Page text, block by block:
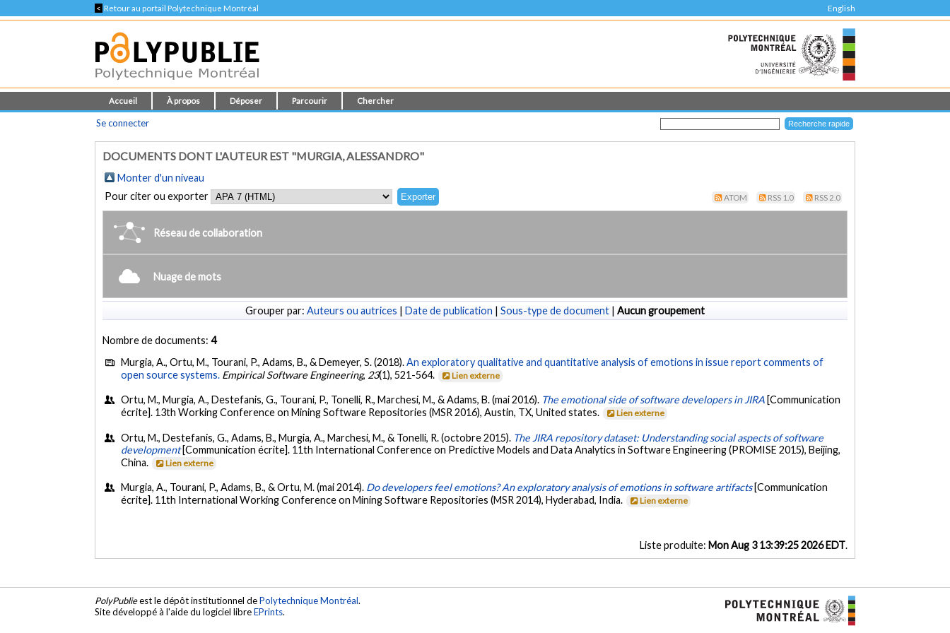
< Retour au portail Polytechnique Montréal English
Accueil À propos Déposer Parcourir Chercher
Se connecter
DOCUMENTS DONT L'AUTEUR EST "MURGIA, ALESSANDRO"
Monter d'un niveau
Pour citer ou exporter
ATOM RSS 1.0 RSS 2.0
Réseau de collaboration
Nuage de mots
Grouper par: Auteurs ou autrices | Date de publication | Sous-type de document | Aucun groupement
Nombre de documents:4
Murgia, A., Ortu, M., Tourani, P., Adams, B., & Demeyer, S. (2018).An exploratory qualitative and quantitative analysis of emotions in issue report comments of
open source systems. Empirical Software Engineering, 23(1), 521-564. Lien externe
Ortu, M., Murgia, A., Destefanis, G., Tourani, P., Tonelli, R., Marchesi, M., & Adams, B. (mai 2016). The emotional side of software developers in JIRA [Communication
écrite]. 13th Working Conference on Mining Software Repositories (MSR 2016), Austin, TX, United states.
Lien externe
Ortu, M., Destefanis, G., Adams, B., Murgia, A., Marchesi, M., & Tonelli, R. (octobre 2015). The JIRA repository dataset: Understanding social aspects of software
development [Communication écrite]. 11th International Conference on Predictive Models and Data Analytics in Software Engineering (PROMISE 2015), Beijing,
China.
Lien externe
Murgia, A., Tourani, P., Adams, B., & Ortu, M. (mai 2014). Do developers feel emotions? An exploratory analysis of emotions in software artifacts [Communication
écrite]. 11th International Working Conference on Mining Software Repositories (MSR 2014), Hyderabad, India.
Lien externe
Liste produite: Mon Aug 3 13:39:25 2026 EDT.
PolyPublieest le dépôt institutionnel dePolytechnique Montréal.
Site développé à l'aide du logiciel libreEPrints.